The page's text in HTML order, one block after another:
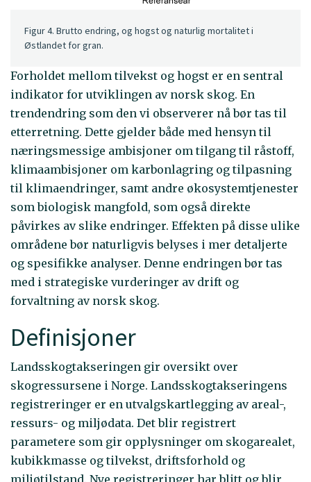
Figur 4. Brutto endring, og hogst og naturlig mortalitet i
Østlandet for gran.
Forholdet mellom tilvekst og hogst er en sentral
indikator for utviklingen av norsk skog. En
trendendring som den vi observerer nå bør tas til
etterretning. Dette gjelder både med hensyn til
næringsmessige ambisjoner om tilgang til råstoff,
klimaambisjoner om karbonlagring og tilpasning
til klimaendringer, samt andre økosystemtjenester
som biologisk mangfold, som også direkte
påvirkes av slike endringer. Effekten på disse ulike
områdene bør naturligvis belyses i mer detaljerte
og spesifikke analyser. Denne endringen bør tas
med i strategiske vurderinger av drift og
forvaltning av norsk skog.
Definisjoner
Landsskogtakseringen gir oversikt over
skogressursene i Norge. Landsskogtakseringens
registreringer er en utvalgskartlegging av areal-,
ressurs- og miljødata. Det blir registrert
parametere som gir opplysninger om skogarealet,
kubikkmasse og tilvekst, driftsforhold og
miljøtilstand. Nye registreringer har blitt og blir